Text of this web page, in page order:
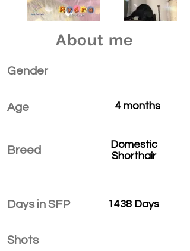
About me
Gender
Age
Breed
Days in SFP
Shots
4 months
Domestic
Shorthair
1438 Days